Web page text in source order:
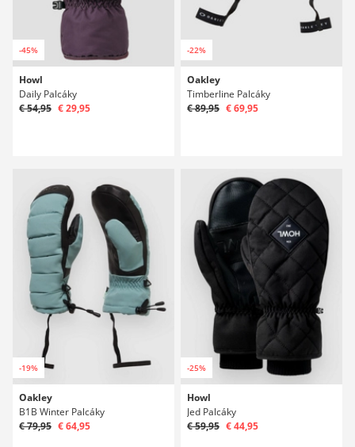
-45%
Howl
Daily Palcáky
€ 54,95 € 29,95
-22%
Oakley
Timberline Palcáky
€ 89,95 € 69,95
-19%
Oakley
B1B Winter Palcáky
€ 79,95 € 64,95
-25%
Howl
Jed Palcáky
€ 59,95 € 44,95